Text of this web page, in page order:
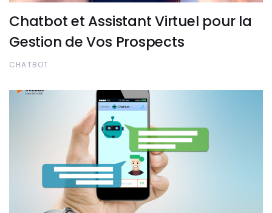
Chatbot et Assistant Virtuel pour la
Gestion de Vos Prospects
CHATBOT